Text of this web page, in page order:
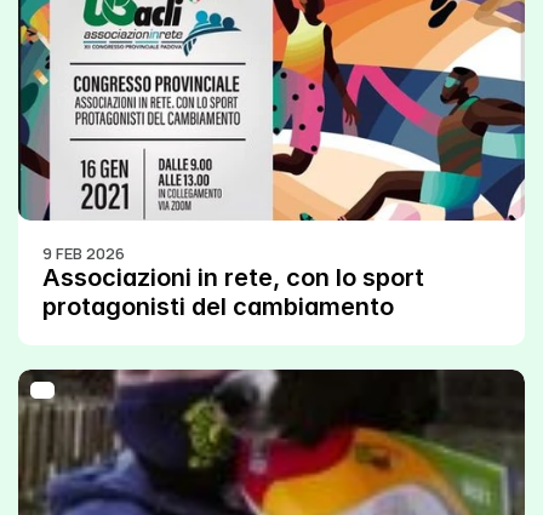
9 FEB 2026
Associazioni in rete, con lo sport
protagonisti del cambiamento